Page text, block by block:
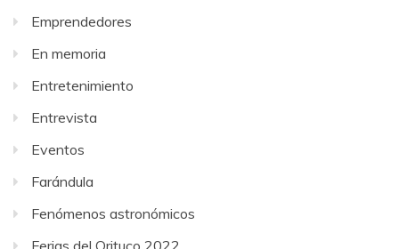
Emprendedores
En memoria
Entretenimiento
Entrevista
Eventos
Farándula
Fenómenos astronómicos